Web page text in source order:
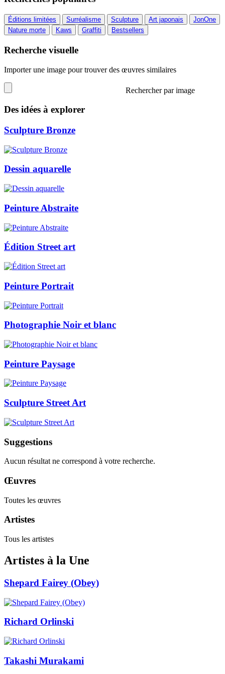
Éditions limitées Surréalisme Sculpture Art japonais
JonOne
Nature morte
Kaws Graffiti Bestsellers
Recherche visuelle
Importer une image pour trouver des œuvres similaires
Rechercher par image
Des idées à explorer
Sculpture Bronze
Dessin aquarelle
Peinture Abstraite
Édition Street art
Peinture Portrait
Photographie Noir et blanc
Peinture Paysage
Sculpture Street Art
Suggestions
Aucun résultat ne correspond à votre recherche.
Œuvres
Toutes les œuvres
Artistes
Tous les artistes
Artistes à la Une
Shepard Fairey (Obey)
Richard Orlinski
Takashi Murakami